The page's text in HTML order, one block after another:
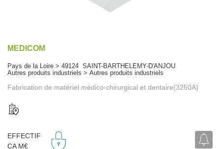
MEDICOM
Pays de la Loire > 49124 SAINT-BARTHELEMY-D'ANJOU
Autres produits industriels > Autres produits industriels
Fabrication de matériel médico-chirurgical et dentaire(3250A)
EFFECTIF
CA M€